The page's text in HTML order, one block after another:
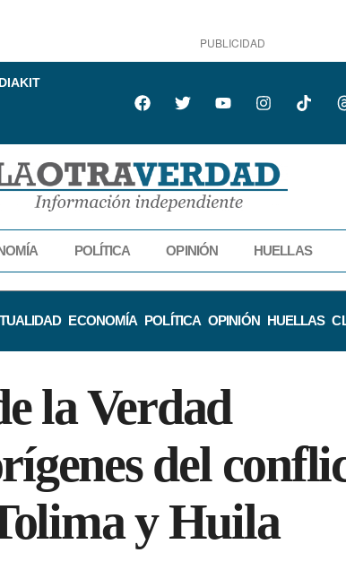
PUBLICIDAD
POLÍTICA OPINIÓN HUELLAS
ECONOMÍA POLÍTICA OPINIÓN HUELLAS
la Verdad
del
y Huila